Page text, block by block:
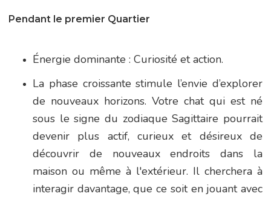
Pendant le premier Quartier
Énergie dominante : Curiosité et action.
La phase croissante stimule l’envie d’explorer
de nouveaux horizons. Votre chat qui est né
sous le signe du zodiaque Sagittaire pourrait
devenir plus actif, curieux et désireux de
découvrir de nouveaux endroits dans la
maison ou même à l'extérieur. Il cherchera à
interagir davantage, que ce soit en jouant avec